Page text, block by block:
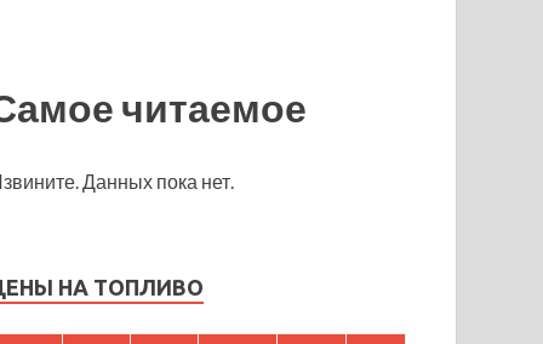
читаемое
Данных пока нет.
НА ТОПЛИВО